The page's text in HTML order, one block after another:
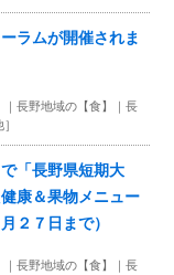
ラムが開催されま
長野地域の【食】
長
］
「長野県短期大
康＆果物メニュー
２７日まで）
長野地域の【食】
長